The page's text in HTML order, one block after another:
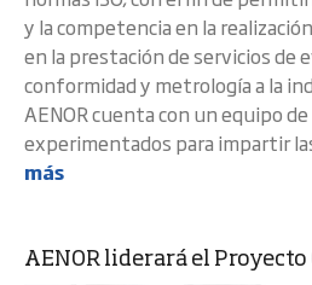
y la competencia en la
en la prestación de servicios de
conformidad y metrología a la
AENOR cuenta con un equipo
experimentados para impartir
más
AENOR liderará el Proyecto